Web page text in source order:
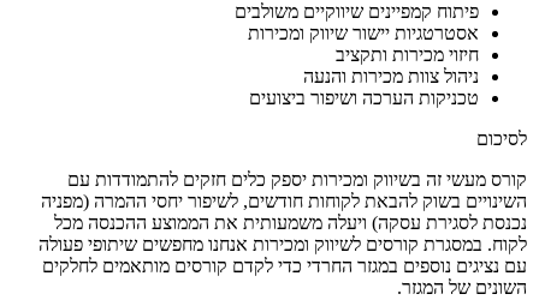
פיתוח קמפיינים שיווקיים משולבים
אסטרטגיות יישור שיווק ומכירות
חיזוי מכירות ותקציב
ניהול צוות מכירות והנעה
טכניקות הערכה ושיפור ביצועים
לסיכום
קורס מעשי זה בשיווק ומכירות יספק כלים חזקים להתמודדות עם
השינויים בשוק להבאת לקוחות חודשים, לשיפור יחסי ההמרה (מפניה
נכנסת לסגירת עסקה) ויעלה משמעותית את הממוצע ההכנסה מכל
לקוח. במסגרת קורסים לשיווק ומכירות אנחנו מחפשים שיתופי פעולה
עם נציגים נוספים במגזר החרדי כדי לקדם קורסים מותאמים לחלקים
השונים של המגזר.